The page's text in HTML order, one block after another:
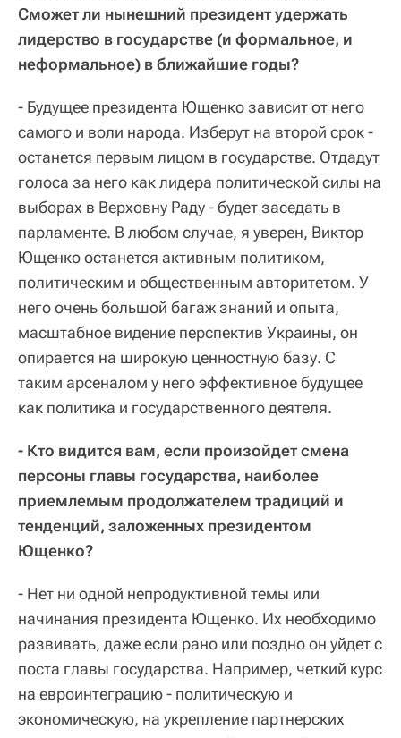
Сможет ли нынешний президент удержать
лидерство в государстве (и формальное, и
неформальное) в ближайшие годы?
- Будущее президента Ющенко зависит от него
самого и воли народа. Изберут на второй срок -
останется первым лицом в государстве. Отдадут
голоса за него как лидера политической силы на
выборах в Верховну Раду - будет заседать в
парламенте. В любом случае, я уверен, Виктор
Ющенко останется активным политиком,
политическим и общественным авторитетом. У
него очень большой багаж знаний и опыта,
масштабное видение перспектив Украины, он
опирается на широкую ценностную базу. С
таким арсеналом у него эффективное будущее
как политика и государственного деятеля.
- Кто видится вам, если произойдет смена
персоны главы государства, наиболее
приемлемым продолжателем традиций и
тенденций, заложенных президентом
Ющенко?
- Нет ни одной непродуктивной темы или
начинания президента Ющенко. Их необходимо
развивать, даже если рано или поздно он уйдет с
поста главы государства. Например, четкий курс
на евроинтеграцию - политическую и
экономическую, на укрепление партнерских